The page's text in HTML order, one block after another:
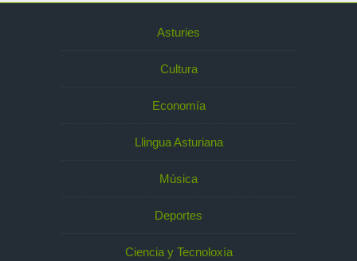
Asturies
Cultura
Economía
Llingua Asturiana
Música
Deportes
Ciencia y Tecnoloxía